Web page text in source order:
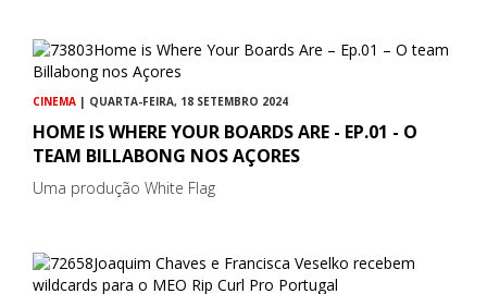
CINEMA | QUARTA-FEIRA, 18 SETEMBRO 2024
HOME IS WHERE YOUR BOARDS ARE - EP.01 - O
TEAM BILLABONG NOS AÇORES
Uma produção White Flag